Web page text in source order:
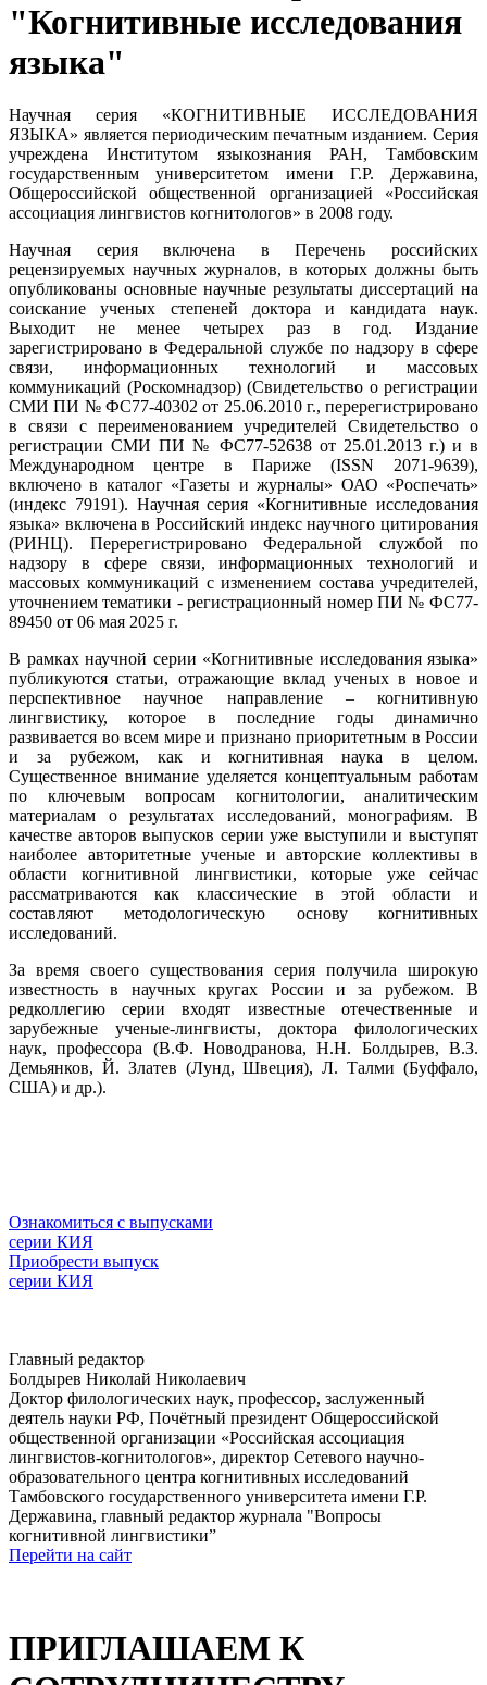
"Когнитивные исследования
языка"
Научная серия «КОГНИТИВНЫЕ ИССЛЕДОВАНИЯ
ЯЗЫКА» является периодическим печатным изданием. Серия
учреждена Институтом языкознания РАН, Тамбовским
государственным университетом имени Г.Р. Державина,
Общероссийской общественной организацией «Российская
ассоциация лингвистов когнитологов» в 2008 году.
Научная серия включена в Перечень российских
рецензируемых научных журналов, в которых должны быть
опубликованы основные научные результаты диссертаций на
соискание ученых степеней доктора и кандидата наук.
Выходит не менее четырех раз в год. Издание
зарегистрировано в Федеральной службе по надзору в сфере
связи, информационных технологий и массовых
коммуникаций (Роскомнадзор) (Свидетельство о регистрации
СМИ ПИ № ФС77-40302 от 25.06.2010 г., перерегистрировано
в связи с переименованием учредителей Свидетельство о
регистрации СМИ ПИ № ФС77-52638 от 25.01.2013 г.) и в
Международном центре в Париже (ISSN 2071-9639),
включено в каталог «Газеты и журналы» ОАО «Роспечать»
(индекс 79191). Научная серия «Когнитивные исследования
языка» включена в Российский индекс научного цитирования
(РИНЦ). Перерегистрировано Федеральной службой по
надзору в сфере связи, информационных технологий и
массовых коммуникаций с изменением состава учредителей,
уточнением тематики - регистрационный номер ПИ № ФС77-
89450 от 06 мая 2025 г.
В рамках научной серии «Когнитивные исследования языка»
публикуются статьи, отражающие вклад ученых в новое и
перспективное научное направление – когнитивную
лингвистику, которое в последние годы динамично
развивается во всем мире и признано приоритетным в России
и за рубежом, как и когнитивная наука в целом.
Существенное внимание уделяется концептуальным работам
по ключевым вопросам когнитологии, аналитическим
материалам о результатах исследований, монографиям. В
качестве авторов выпусков серии уже выступили и выступят
наиболее авторитетные ученые и авторские коллективы в
области когнитивной лингвистики, которые уже сейчас
рассматриваются как классические в этой области и
составляют методологическую основу когнитивных
исследований.
За время своего существования серия получила широкую
известность в научных кругах России и за рубежом. В
редколлегию серии входят известные отечественные и
зарубежные ученые-лингвисты, доктора филологических
наук, профессора (В.Ф. Новодранова, Н.Н. Болдырев, В.З.
Демьянков, Й. Златев (Лунд, Швеция), Л. Талми (Буффало,
США) и др.).
Ознакомиться с выпусками
серии КИЯ
Приобрести выпуск
серии КИЯ
Главный редактор
Болдырев Николай Николаевич
Доктор филологических наук, профессор, заслуженный
деятель науки РФ, Почётный президент Общероссийской
общественной организации «Российская ассоциация
лингвистов-когнитологов», директор Сетевого научно-
образовательного центра когнитивных исследований
Тамбовского государственного университета имени Г.Р.
Державина, главный редактор журнала "Вопросы
когнитивной лингвистики”
Перейти на сайт
ПРИГЛАШАЕМ К